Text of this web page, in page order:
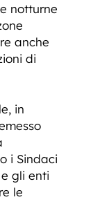
notturne
anche
di
in
i Sindaci
gli enti
le